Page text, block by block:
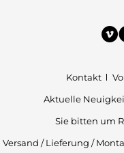
Kontakt
Aktuelle
Sie bitten um
Versand / Lieferung /